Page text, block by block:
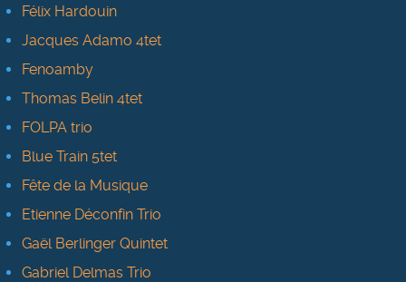
Félix Hardouin
Jacques Adamo 4tet
Fenoamby
Thomas Belin 4tet
FOLPA trio
Blue Train 5tet
Fête de la Musique
Etienne Déconfin Trio
Gaël Berlinger Quintet
Gabriel Delmas Trio